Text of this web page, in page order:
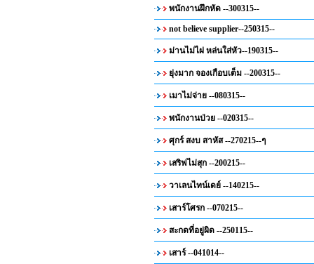
พนักงานฝึกหัด --300315--
not believe supplier--250315--
ม่านไม่ไผ่ หล่นใส่หัว--190315--
ยุ่งมาก จองเกือบเต็ม --200315--
เมาไม่จ่าย --080315--
พนักงานป่วย --020315--
ศุกร์ สงบ สาหัส --270215--ๆ
เสริฟไม่สุก --200215--
วาเลนไทน์เดย์ --140215--
เสาร์โศรก --070215--
สะกดที่อยู่ผิด --250115--
เสาร์ --041014--